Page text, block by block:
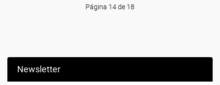
Página 14 de 18
Newsletter